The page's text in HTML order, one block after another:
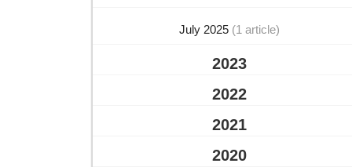
July 2025 (1 article)
2023
2022
2021
2020